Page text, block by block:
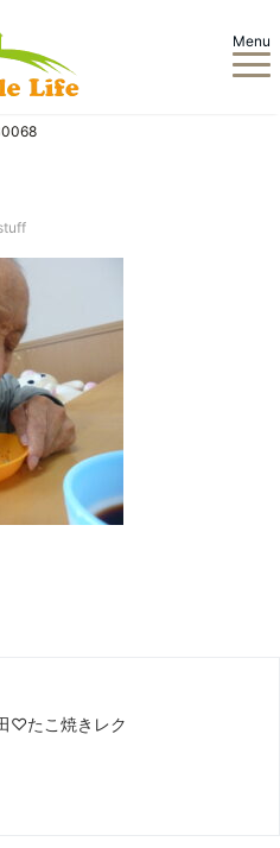
Menu
♡たこ焼きレク